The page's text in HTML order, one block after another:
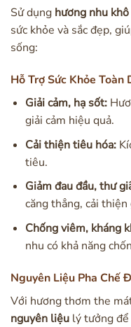
Sử dụng hương nhu khô
sức khỏe và sắc đẹp,
sống:
Hỗ Trợ Sức Khỏe Toàn
Giải cảm, hạ sốt:
giải cảm hiệu quả.
Cải thiện tiêu hóa:
tiêu.
Giảm đau đầu, thư
căng thẳng, cải thiện
Chống viêm, kháng
nhu có khả năng
Nguyên Liệu Pha Chế
Với hương thơm the
nguyên liệu lý tưởng để